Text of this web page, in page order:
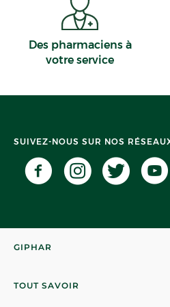
Des pharmaciens à
votre service
SUIVEZ-NOUS SUR NOS
GIPHAR
TOUT SAVOIR